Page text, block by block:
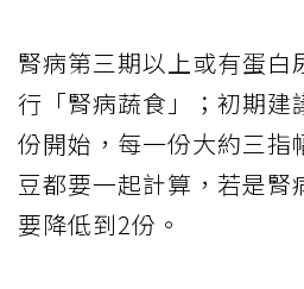
腎病第三期以上或有蛋白
行「腎病蔬食」；初期建
份開始，每一份大約三指
豆都要一起計算，若是腎
要降低到2份。